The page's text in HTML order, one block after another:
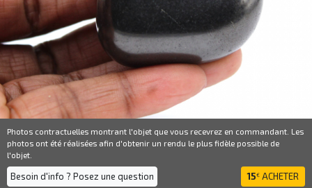
Photos contractuelles montrant l'objet que vous recevrez en commandant. Les
photos ont été réalisées afin d'obtenir un rendu le plus fidèle possible de
l'objet.
Besoin d'info ? Posez une question 15€ ACHETER